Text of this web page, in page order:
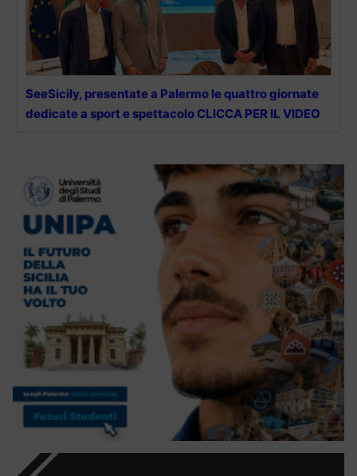
SeeSicily, presentate a Palermo le quattro giornate
dedicate a sport e spettacolo CLICCA PER IL VIDEO